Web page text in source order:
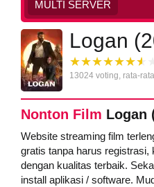
MULTI SERVER
Logan
13024 voting, rata-rata
Nonton Film Logan
Website streaming film
gratis tanpa harus
dengan kualitas terbaik.
install aplikasi / software.